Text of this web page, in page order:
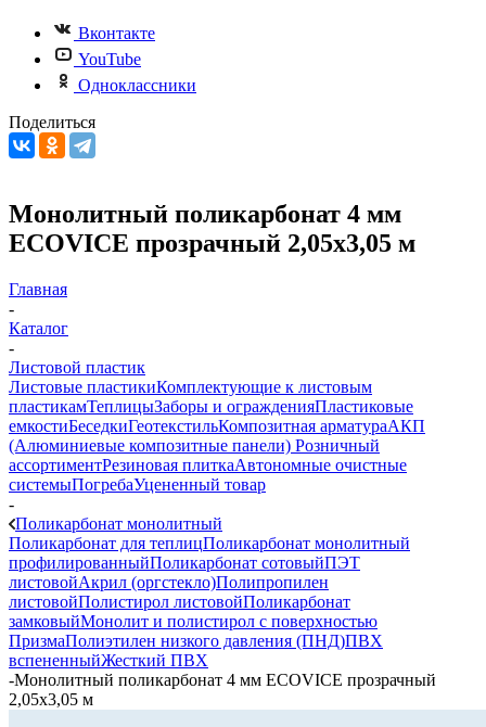
Вконтакте
YouTube
Одноклассники
Поделиться
Монолитный поликарбонат 4 мм
ECOVICE прозрачный 2,05х3,05 м
Главная
-
Каталог
-
Листовой пластик
Листовые пластикиКомплектующие к листовым
пластикамТеплицыЗаборы и огражденияПластиковые
емкостиБеседкиГеотекстильКомпозитная арматураАКП
(Алюминиевые композитные панели) Розничный
ассортиментРезиновая плиткаАвтономные очистные
системыПогребаУцененный товар
-
Поликарбонат монолитный
Поликарбонат для теплицПоликарбонат монолитный
профилированныйПоликарбонат сотовыйПЭТ
листовойАкрил (оргстекло)Полипропилен
листовойПолистирол листовойПоликарбонат
замковыйМонолит и полистирол с поверхностью
ПризмаПолиэтилен низкого давления (ПНД)ПВХ
вспененныйЖесткий ПВХ
-Монолитный поликарбонат 4 мм ECOVICE прозрачный
2,05х3,05 м